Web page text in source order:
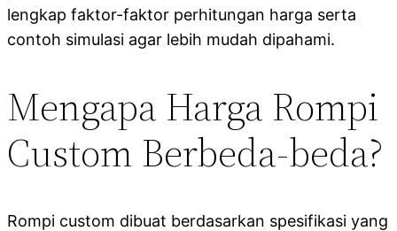
lengkap faktor-faktor perhitungan harga serta
contoh simulasi agar lebih mudah dipahami.
Mengapa Harga Rompi
Custom Berbeda-beda?
Rompi custom dibuat berdasarkan spesifikasi yang